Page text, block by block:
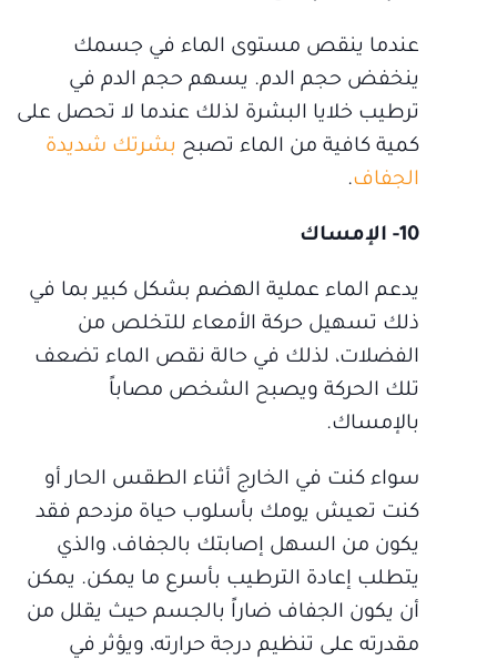
عندما ينقص مستوى الماء في جسمك
ينخفض حجم الدم. يسهم حجم الدم في
ترطيب خلايا البشرة لذلك عندما لا تحصل على
كمية كافية من الماء تصبح بشرتك شديدة
الجفاف.
10- الإمساك
يدعم الماء عملية الهضم بشكل كبير بما في
ذلك تسهيل حركة الأمعاء للتخلص من
الفضلات، لذلك في حالة نقص الماء تضعف
تلك الحركة ويصبح الشخص مصاباً
بالإمساك.
سواء كنت في الخارج أثناء الطقس الحار أو
كنت تعيش يومك بأسلوب حياة مزدحم فقد
يكون من السهل إصابتك بالجفاف، والذي
يتطلب إعادة الترطيب بأسرع ما يمكن. يمكن
أن يكون الجفاف ضاراً بالجسم حيث يقلل من
مقدرته على تنظيم درجة حرارته، ويؤثر في